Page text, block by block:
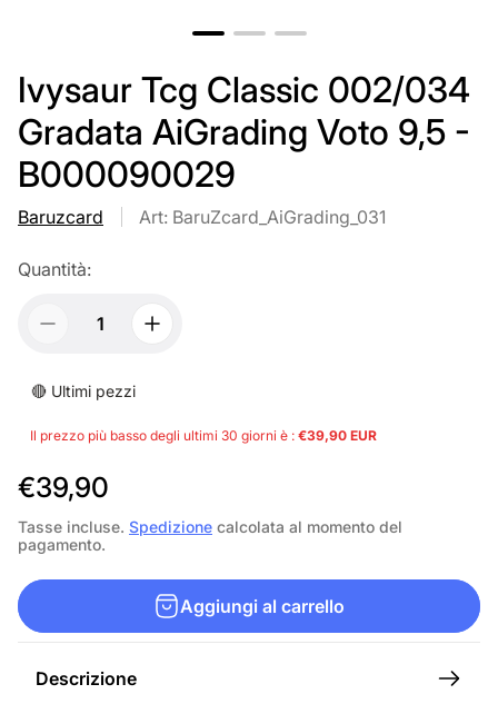
Ivysaur Tcg Classic 002/034
Gradata AiGrading Voto 9,5 -
B000090029
Baruzcard Art: BaruZcard_AiGrading_031
Quantità:
🔴 Ultimi pezzi
Il prezzo più basso degli ultimi 30 giorni è : €39,90 EUR
P
r
e
z
z
€39,90
Tasse incluse. Spedizione calcolata al momento del
pagamento.
Aggiungi al carrello
Descrizione